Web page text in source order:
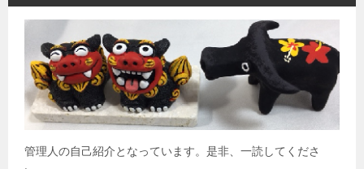
管理人の自己紹介となっています。是非、一読してくださ